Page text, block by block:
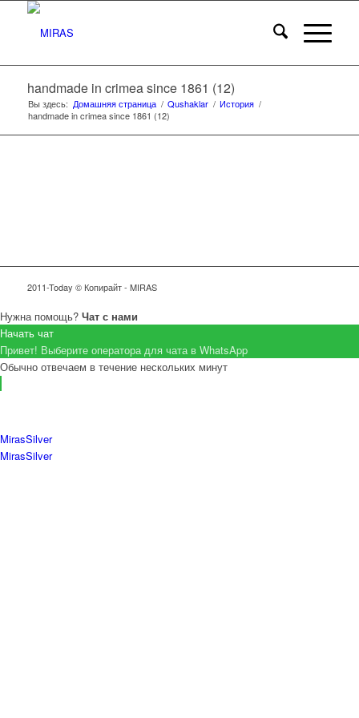
handmade in crimea since 1861 (12)
Вы здесь: Домашняя страница / Qushaklar / История /
handmade in crimea since 1861 (12)
2011-Today © Копирайт - MIRAS
Нужна помощь? Чат с нами
Начать чат
Привет! Выберите оператора для чата в WhatsApp
Обычно отвечаем в течение нескольких минут
MirasSilver
MirasSilver